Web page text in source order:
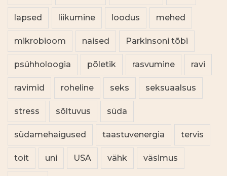
lapsed liikumine loodus mehed
mikrobioom naised Parkinsoni tõbi
psühholoogia põletik rasvumine ravi
ravimid roheline seks seksuaalsus
stress sõltuvus süda
südamehaigused taastuvenergia tervis
toit uni USA vähk väsimus